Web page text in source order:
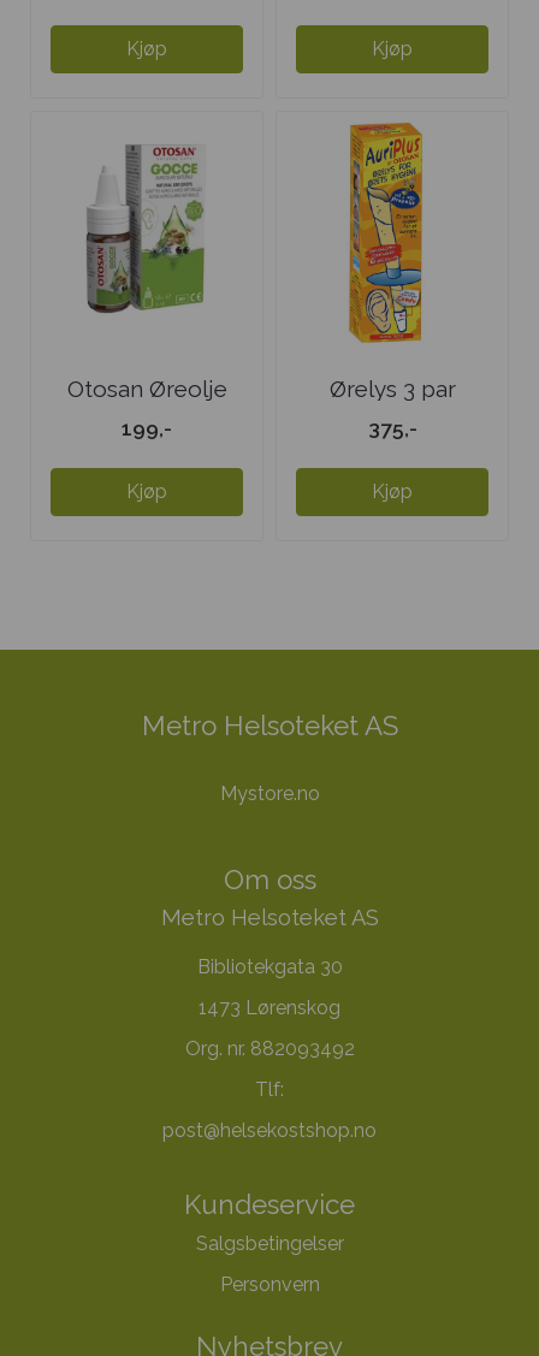
Kjøp Kjøp
Otosan Øreolje
199,-
Kjøp
Ørelys 3 par
375,-
Kjøp
Metro Helsoteket AS
Mystore.no
Om oss
Metro Helsoteket AS
Bibliotekgata 30
1473 Lørenskog
Org. nr. 882093492
Tlf:
post@helsekostshop.no
Kundeservice
Salgsbetingelser
Personvern
Nyhetsbrev